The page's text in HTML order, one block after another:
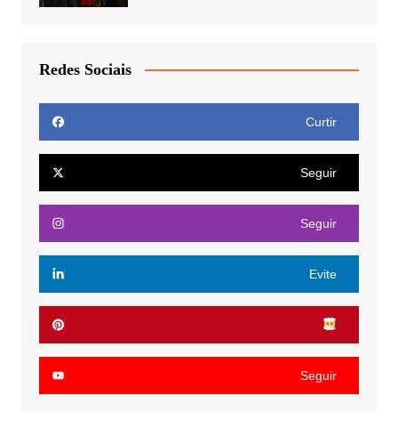
Redes Sociais
Curtir
Seguir
Seguir
Evite
Seguir